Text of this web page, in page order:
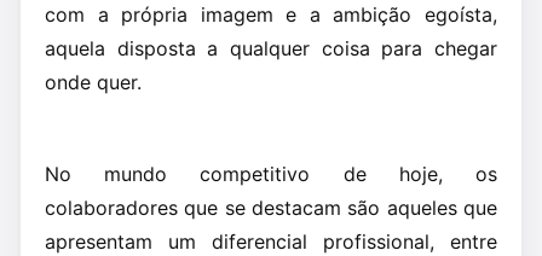
com a própria imagem e a ambição egoísta,
aquela disposta a qualquer coisa para chegar
onde quer.
No mundo competitivo de hoje, os
colaboradores que se destacam são aqueles que
apresentam um diferencial profissional, entre